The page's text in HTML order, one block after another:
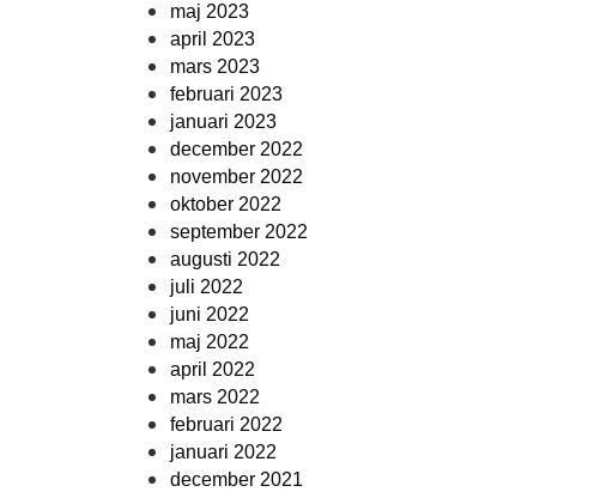
maj 2023
april 2023
mars 2023
februari 2023
januari 2023
december 2022
november 2022
oktober 2022
september 2022
augusti 2022
juli 2022
juni 2022
maj 2022
april 2022
mars 2022
februari 2022
januari 2022
december 2021